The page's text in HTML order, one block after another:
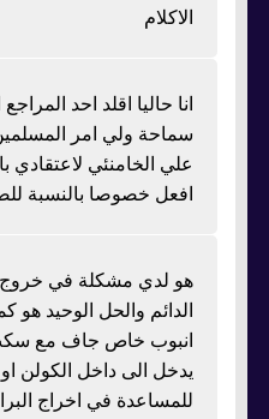
الاكلام
انا حاليا اقلد احد
سماحة ولي امر
علي الخامنئي لاعتقادي
افعل خصوصا بالنسبة
هو لدي مشكلة في خروج
الدائم والحل الوحيد
انبوب خاص جاف مع
يدخل الى داخل الكولن
للمساعدة في اخراج